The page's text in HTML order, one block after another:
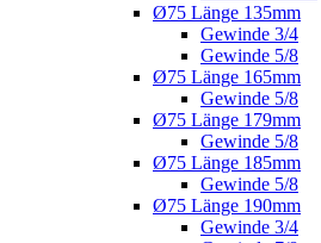
Ø75 Länge 135mm
Gewinde 3/4
Gewinde 5/8
Ø75 Länge 165mm
Gewinde 5/8
Ø75 Länge 179mm
Gewinde 5/8
Ø75 Länge 185mm
Gewinde 5/8
Ø75 Länge 190mm
Gewinde 3/4